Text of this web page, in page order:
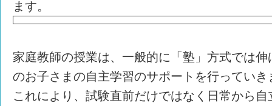
ます。
家庭教師の授業は、一般的に「塾」方式では
のお子さまの自主学習のサポートを行っていき
これにより、試験直前だけではなく日常から